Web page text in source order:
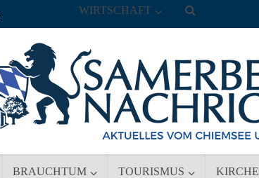
BRAUCHTUM TOURISMUS KIRCHE
WIRTSCHAFT